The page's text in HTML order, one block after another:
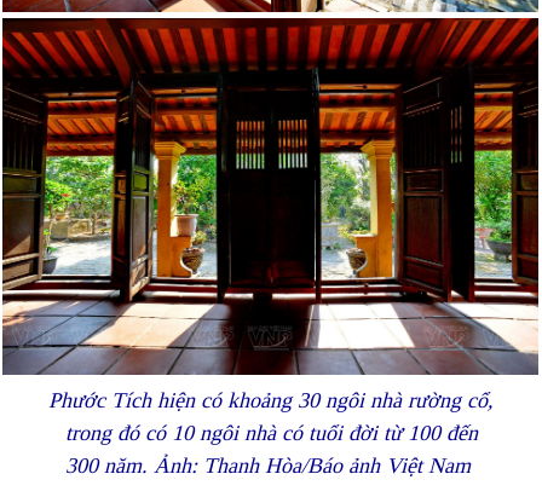
Phước Tích hiện có khoảng 30 ngôi nhà rường cổ,
trong đó có 10 ngôi nhà có tuổi đời từ 100 đến
300 năm. Ảnh: Thanh Hòa/Báo ảnh Việt Nam